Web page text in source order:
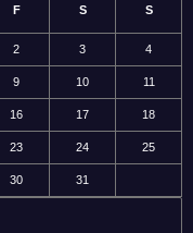
F S S
2 3 4
9 10 11
16 17 18
23 24 25
30 31